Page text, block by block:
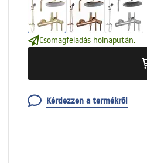
Csomagfeladás holnapután.
Kérdezzen a termékről